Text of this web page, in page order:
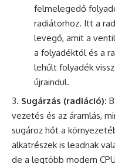
felmelegedő
radiátorhoz. Itt a
levegő, amit a
a folyadéktól és a
lehűlt folyadék
újraindul.
Sugárzás (radiáció):
vezetés és az áramlás,
sugároz hőt a
alkatrészek is leadnak
de a legtöbb modern